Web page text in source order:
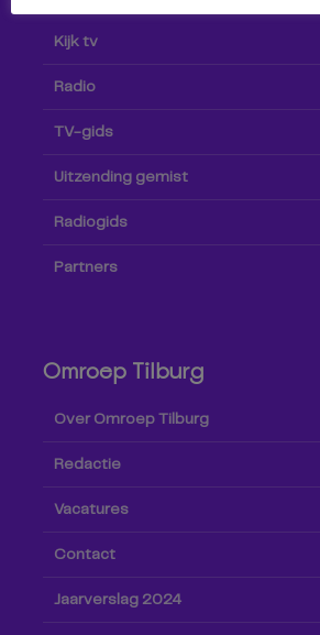
Kijk tv
Radio
TV-gids
Uitzending gemist
Radiogids
Partners
Omroep Tilburg
Over Omroep Tilburg
Redactie
Vacatures
Contact
Jaarverslag 2024